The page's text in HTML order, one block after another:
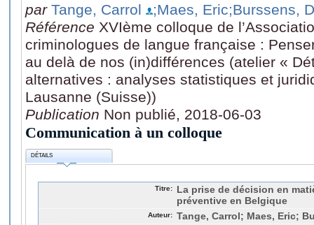
par Tange, Carrol ;Maes, Eric;Burssens,
Référence XVIème colloque de
criminologues de langue française :
au delà de nos (in)différences (atelier «
alternatives : analyses statistiques et
Lausanne (Suisse))
Publication Non publié, 2018-06-03
Communication à un colloque
DÉTAILS
Titre:
La prise de décision en
préventive en Belgique
Auteur: Tange, Carrol; Maes, Eric;